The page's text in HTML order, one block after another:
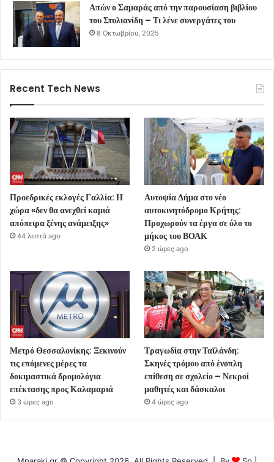
Απών ο Σαμαράς από την παρουσίαση βιβλίου
του Στυλιανίδη – Τι λένε συνεργάτες του
8 Οκτωβρίου, 2025
Recent Tech News
Προεδρικές εκλογές Γαλλία: Η
χώρα «δεν θα ανεχθεί καμιά
απόπειρα ξένης ανάμειξης»
44 λεπτά ago
Αυτοψία Δήμα στο νέο
αυτοκινητόδρομο Κρήτης:
Προχωρούν τα έργα σε όλο το
μήκος του ΒΟΑΚ
2 ώρες ago
Μετρό Θεσσαλονίκης: Ξεκινούν
τις επόμενες μέρες τα
δοκιμαστικά δρομολόγια
επέκτασης προς Καλαμαριά
3 ώρες ago
Τραγωδία στην Ταϊλάνδη:
Σκηνές τρόμου από ένοπλη
επίθεση σε σχολείο – Νεκροί
μαθητές και δάσκαλοι
4 ώρες ago